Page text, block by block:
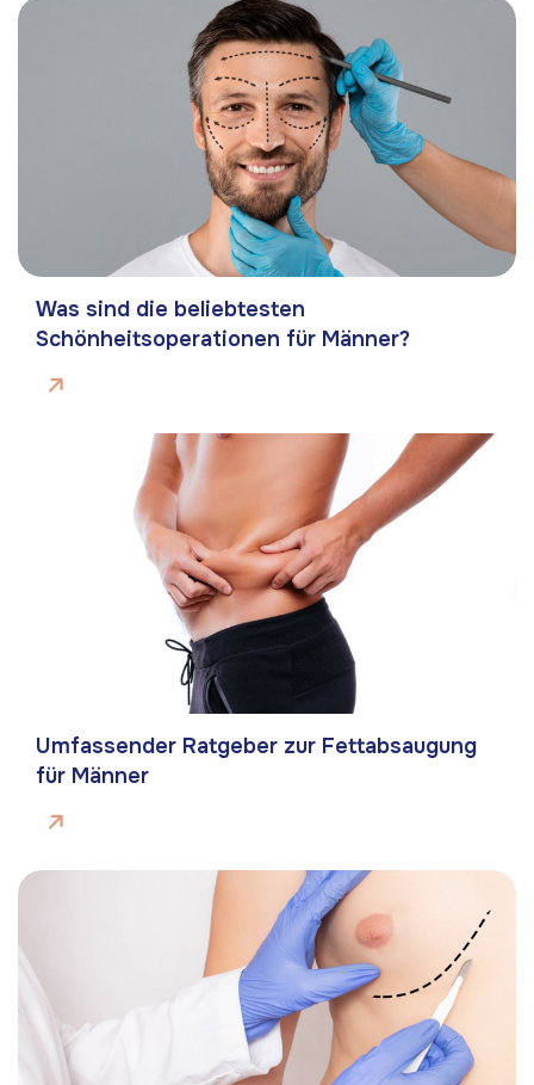
Was sind die beliebtesten
Schönheitsoperationen für Männer?
Umfassender Ratgeber zur Fettabsaugung
für Männer